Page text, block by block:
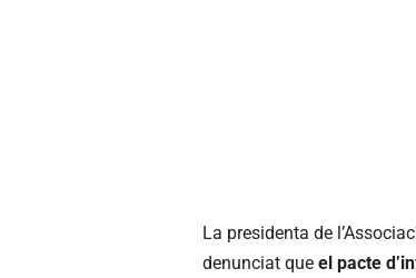
La presidenta de
denunciat que el pacte